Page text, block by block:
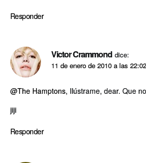
Responder
Victor Crammond dice:
11 de enero de 2010 a las 22:02
@The Hamptons, Ilústrame, dear. Que
jiji
Responder